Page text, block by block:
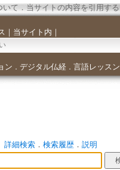
いて．当サイトの内容を引用する
｜ 当サイト内 ｜
ン ． デジタル仏経． 言語レッスン
詳細検索． 検索履歴． 説明